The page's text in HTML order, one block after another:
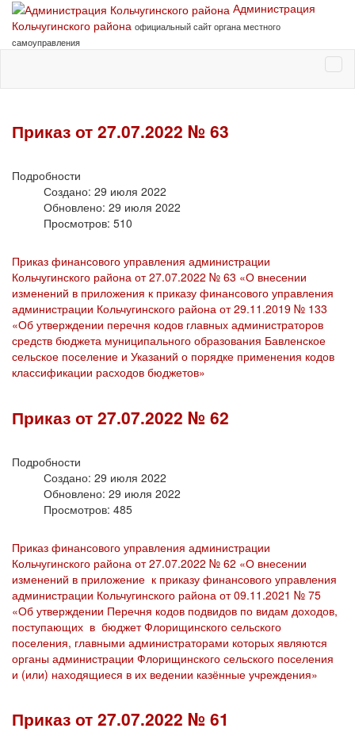
Администрация
Кольчугинского района официальный сайт органа местного
самоуправления
Приказ от 27.07.2022 № 63
Подробности
Создано: 29 июля 2022
Обновлено: 29 июля 2022
Просмотров: 510
Приказ финансового управления администрации
Кольчугинского района от 27.07.2022 № 63 «О внесении
изменений в приложения к приказу финансового управления
администрации Кольчугинского района от 29.11.2019 № 133
«Об утверждении перечня кодов главных администраторов
средств бюджета муниципального образования Бавленское
сельское поселение и Указаний о порядке применения кодов
классификации расходов бюджетов»
Приказ от 27.07.2022 № 62
Подробности
Создано: 29 июля 2022
Обновлено: 29 июля 2022
Просмотров: 485
Приказ финансового управления администрации
Кольчугинского района от 27.07.2022 № 62 «О внесении
изменений в приложение к приказу финансового управления
администрации Кольчугинского района от 09.11.2021 № 75
«Об утверждении Перечня кодов подвидов по видам доходов,
поступающих в бюджет Флорищинского сельского
поселения, главными администраторами которых являются
органы администрации Флорищинского сельского поселения
и (или) находящиеся в их ведении казённые учреждения»
Приказ от 27.07.2022 № 61